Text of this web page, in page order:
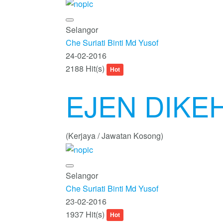
Selangor
Che Suriati Binti Md Yusof
24-02-2016
2188 Hit(s)
Hot
EJEN
(Kerjaya / Jawatan Kosong)
Selangor
Che Suriati Binti Md Yusof
23-02-2016
1937 Hit(s)
Hot